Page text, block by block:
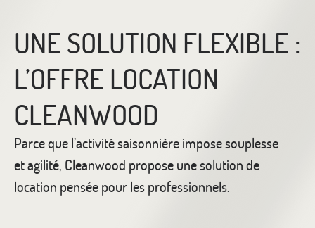
UNE SOLUTION FLEXIBLE :
L’OFFRE LOCATION
CLEANWOOD
Parce que l’activité saisonnière impose souplesse
et agilité, Cleanwood propose une solution de
location pensée pour les professionnels.